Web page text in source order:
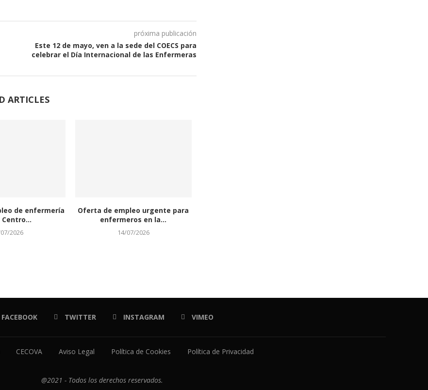
próxima publicación
Este 12 de mayo, ven a la sede del COECS para
celebrar el Día Internacional de las Enfermeras
ARTICLES
de enfermería
Centro...
2026
Oferta de empleo urgente para
enfermeros en la...
14/07/2026
FACEBOOK TWITTER INSTAGRAM VIMEO
CECOVA Aviso Legal Política de Cookies Política de Privacidad
@2021 - Todos los derechos reservados.